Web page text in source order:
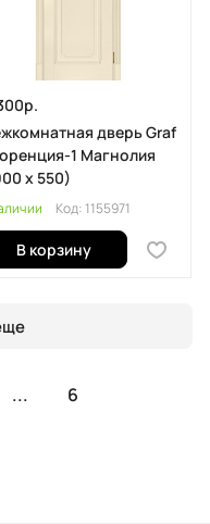
дверь Graf
1 Магнолия
х 550)
Код: 1155971
В корзину
... 6